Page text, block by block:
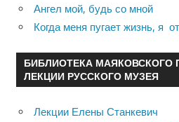
Ангел мой, будь со мной
Когда меня пугает жизнь, я
БИБЛИОТЕКА МАЯКОВСКОГО
ЛЕКЦИИ РУССКОГО МУЗЕЯ
Лекции Елены Станкевич